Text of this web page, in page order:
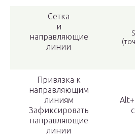
Сетка
и
направляющие
линии
Привязка к
направляющим
линиям
Зафиксировать
направляющие
линии